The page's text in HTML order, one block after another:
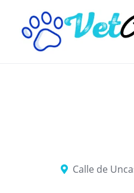
content
Calle de